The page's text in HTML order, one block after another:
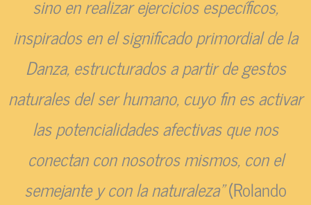
sino en realizar ejercicios específicos,
inspirados en el significado primordial de la
Danza, estructurados a partir de gestos
naturales del ser humano, cuyo fin es activar
las potencialidades afectivas que nos
conectan con nosotros mismos, con el
semejante y con la naturaleza”(Rolando